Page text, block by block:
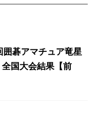
囲碁アマチュア竜星
国大会結果【前